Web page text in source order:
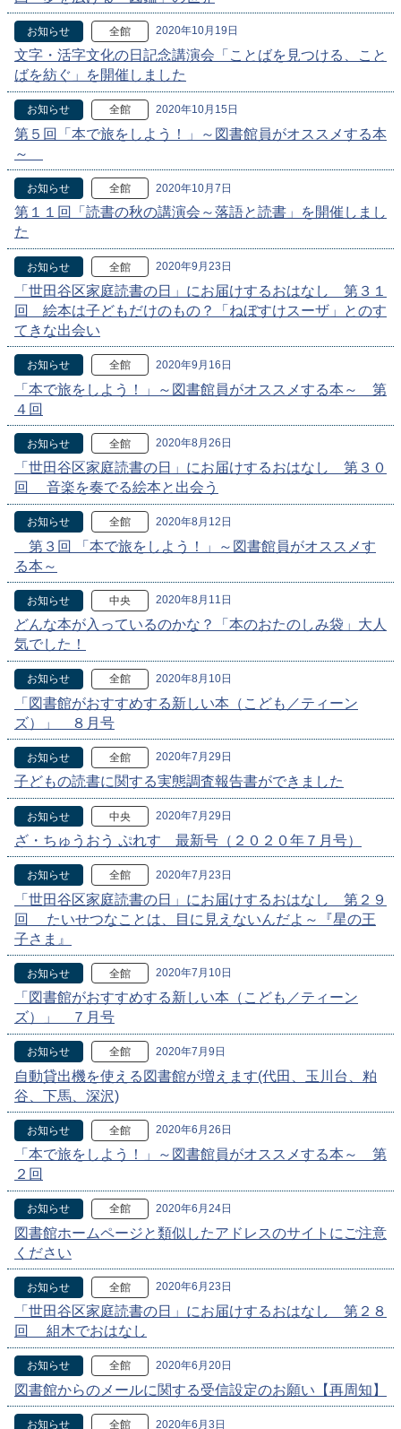
お知らせ 全館 2020年10月19日
文字・活字文化の日記念講演会「ことばを見つける、こと
ばを紡ぐ」を開催しました
お知らせ 全館 2020年10月15日
第５回「本で旅をしよう！」～図書館員がオススメする本
～
お知らせ 全館 2020年10月7日
第１１回「読書の秋の講演会～落語と読書」を開催しまし
た
お知らせ 全館 2020年9月23日
「世田谷区家庭読書の日」にお届けするおはなし 第３１
回 絵本は子どもだけのもの？「ねぼすけスーザ」とのす
てきな出会い
お知らせ 全館 2020年9月16日
「本で旅をしよう！」～図書館員がオススメする本～ 第
４回
お知らせ 全館 2020年8月26日
「世田谷区家庭読書の日」にお届けするおはなし 第３０
回 音楽を奏でる絵本と出会う
お知らせ 全館 2020年8月12日
第３回 「本で旅をしよう！」～図書館員がオススメす
る本～
お知らせ 中央 2020年8月11日
どんな本が入っているのかな？「本のおたのしみ袋」大人
気でした！
お知らせ 全館 2020年8月10日
「図書館がおすすめする新しい本（こども／ティーン
ズ）」 ８月号
お知らせ 全館 2020年7月29日
子どもの読書に関する実態調査報告書ができました
お知らせ 中央 2020年7月29日
ざ・ちゅうおう ぷれす 最新号（２０２０年７月号）
お知らせ 全館 2020年7月23日
「世田谷区家庭読書の日」にお届けするおはなし 第２９
回 たいせつなことは、目に見えないんだよ～『星の王
子さま』
お知らせ 全館 2020年7月10日
「図書館がおすすめする新しい本（こども／ティーン
ズ）」 ７月号
お知らせ 全館 2020年7月9日
自動貸出機を使える図書館が増えます(代田、玉川台、粕
谷、下馬、深沢)
お知らせ 全館 2020年6月26日
「本で旅をしよう！」～図書館員がオススメする本～ 第
２回
お知らせ 全館 2020年6月24日
図書館ホームページと類似したアドレスのサイトにご注意
ください
お知らせ 全館 2020年6月23日
「世田谷区家庭読書の日」にお届けするおはなし 第２８
回 組木でおはなし
お知らせ 全館 2020年6月20日
図書館からのメールに関する受信設定のお願い【再周知】
お知らせ 全館 2020年6月3日